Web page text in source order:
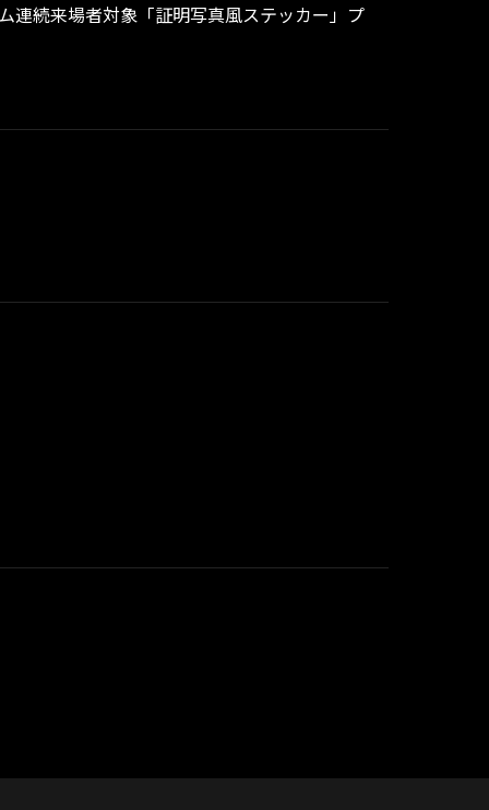
連続来場者対象「証明写真風ステッカー」プ